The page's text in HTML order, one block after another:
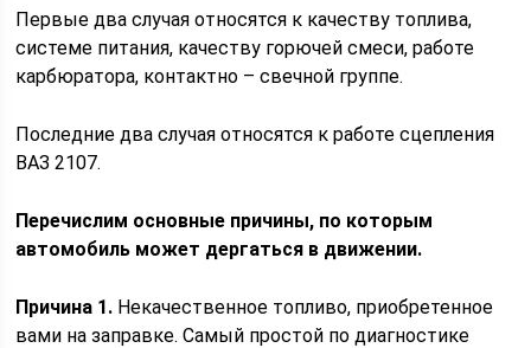
Первые два случая относятся к качеству топлива,
системе питания, качеству горючей смеси, работе
карбюратора, контактно – свечной группе.
Последние два случая относятся к работе сцепления
ВАЗ 2107.
Перечислим основные причины, по которым
автомобиль может дергаться в движении.
Причина 1. Некачественное топливо, приобретенное
вами на заправке. Самый простой по диагностике